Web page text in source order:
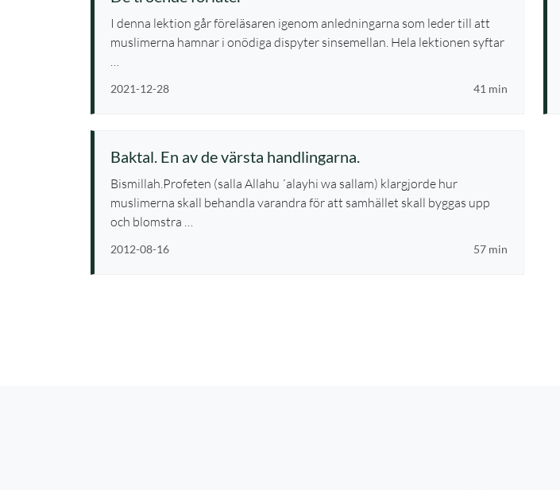
I denna lektion går föreläsaren igenom anledningarna som leder till att
muslimerna hamnar i onödiga dispyter sinsemellan. Hela lektionen syftar
…
2021-12-28 41 min
Baktal. En av de värsta handlingarna.
Bismillah.Profeten (salla Allahu ´alayhi wa sallam) klargjorde hur
muslimerna skall behandla varandra för att samhället skall byggas upp
och blomstra …
2012-08-16 57 min